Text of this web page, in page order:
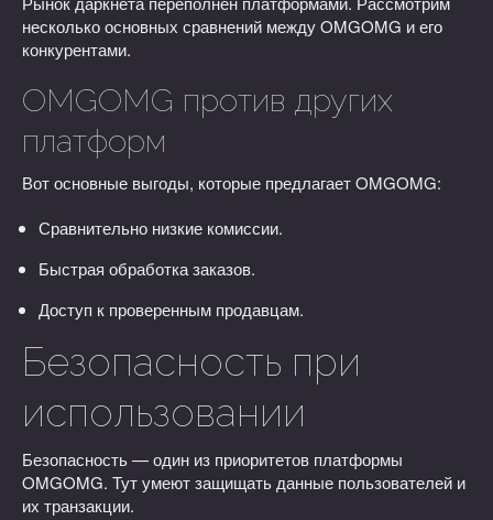
несколько основных сравнений между OMGOMG и его
конкурентами.
OMGOMG против других
платформ
Вот основные выгоды, которые предлагает OMGOMG:
Сравнительно низкие комиссии.
Быстрая обработка заказов.
Доступ к проверенным продавцам.
Безопасность при
использовании
Безопасность — один из приоритетов платформы
OMGOMG. Тут умеют защищать данные пользователей и
их транзакции.